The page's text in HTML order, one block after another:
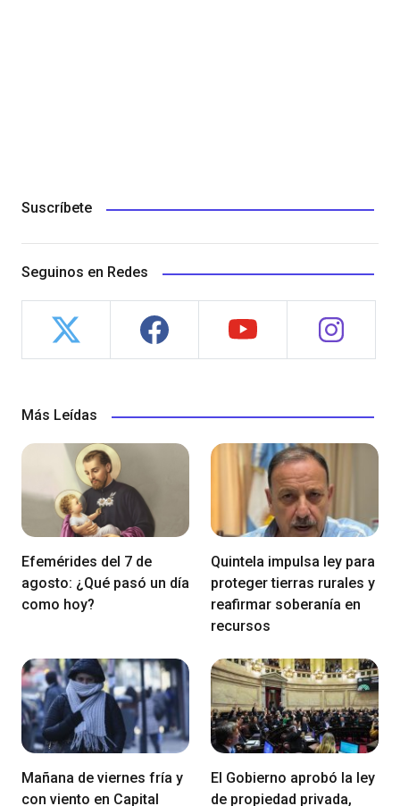
Suscríbete
Seguinos en Redes
Más Leídas
Efemérides del 7 de
agosto: ¿Qué pasó un día
como hoy?
Quintela impulsa ley para
proteger tierras rurales y
reafirmar soberanía en
recursos
Mañana de viernes fría y
con viento en Capital
El Gobierno aprobó la ley
de propiedad privada,